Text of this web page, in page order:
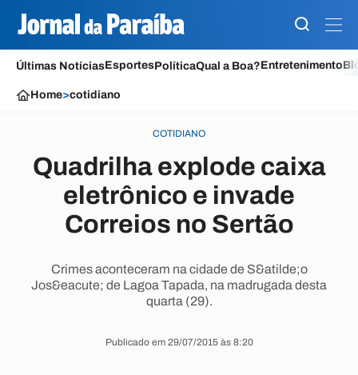
Últimas NotíciasEsportesPolíticaQual a Boa?Entretenimento
Home>cotidiano
COTIDIANO
Quadrilha explode caixa
eletrônico e invade
Correios no Sertão
Crimes aconteceram na cidade de S&atilde;o
Jos&eacute; de Lagoa Tapada, na madrugada desta
quarta (29).
Publicado em 29/07/2015 às 8:20